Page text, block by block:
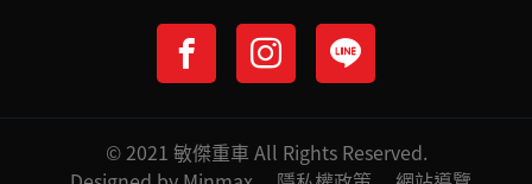
© 2021 敏傑重車 All Rights Reserved.